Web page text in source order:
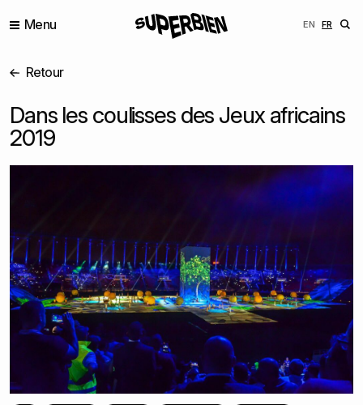
EN ENGLISH
FR
Menu
Retour
Dans les coulisses des Jeux africains
2019